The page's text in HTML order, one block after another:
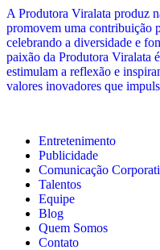
A Produtora Viralata produz
promovem uma contribuição
celebrando a diversidade e
paixão da Produtora Viralata
estimulam a reflexão e
valores inovadores que
Entretenimento
Publicidade
Comunicação
Talentos
Equipe
Blog
Quem Somos
Contato